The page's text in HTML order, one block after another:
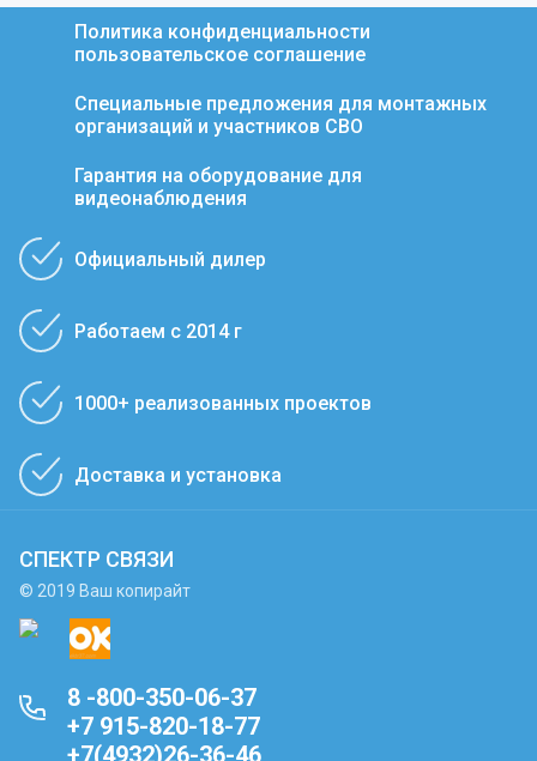
Политика конфиденциальности
пользовательское соглашение
Специальные предложения для монтажных
организаций и участников СВО
Гарантия на оборудование для
видеонаблюдения
Официальный дилер
Работаем с 2014 г
1000+ реализованных проектов
Доставка и установка
СПЕКТР СВЯЗИ
© 2019 Ваш копирайт
8 -800-350-06-37
+7 915-820-18-77
+7(4932)26-36-46